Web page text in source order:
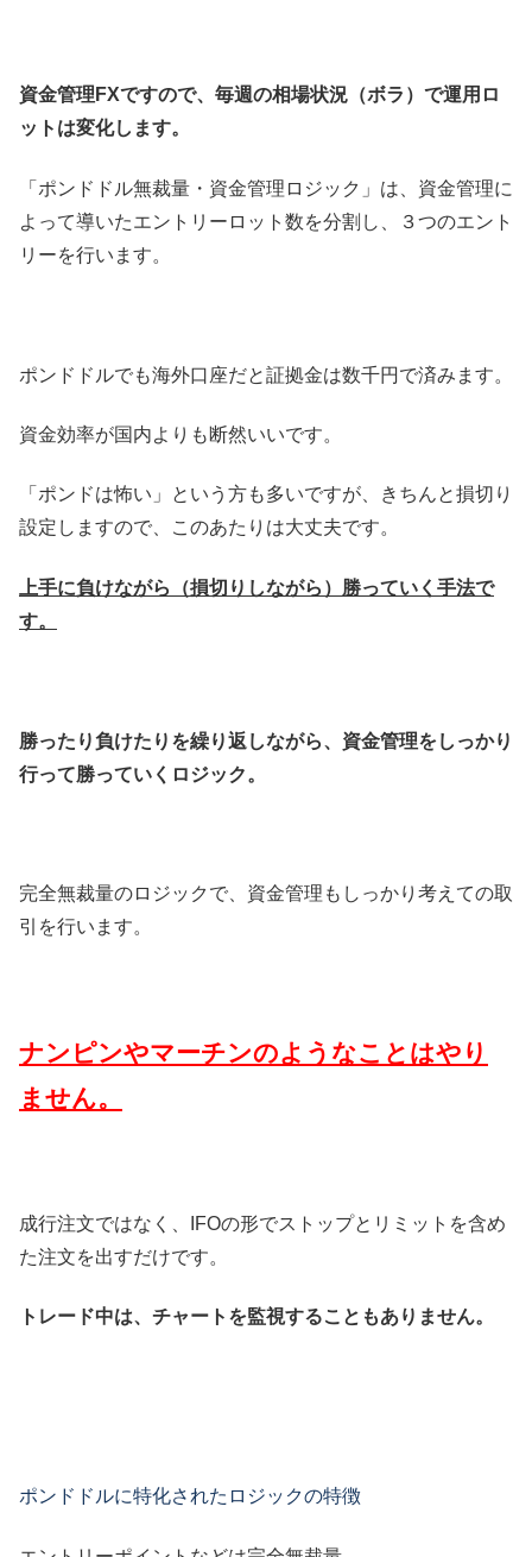
資金管理FXですので、毎週の相場状況（ボラ）で運用ロ
ットは変化します。
「ポンドドル無裁量・資金管理ロジック」は、資金管理に
よって導いたエントリーロット数を分割し、３つのエント
リーを行います。
ポンドドルでも海外口座だと証拠金は数千円で済みます。
資金効率が国内よりも断然いいです。
「ポンドは怖い」という方も多いですが、きちんと損切り
設定しますので、このあたりは大丈夫です。
上手に負けながら（損切りしながら）勝っていく手法で
す。
勝ったり負けたりを繰り返しながら、資金管理をしっかり
行って勝っていくロジック。
完全無裁量のロジックで、資金管理もしっかり考えての取
引を行います。
ナンピンやマーチンのようなことはやり
ません。
成行注文ではなく、IFOの形でストップとリミットを含め
た注文を出すだけです。
トレード中は、チャートを監視することもありません。
ポンドドルに特化されたロジックの特徴